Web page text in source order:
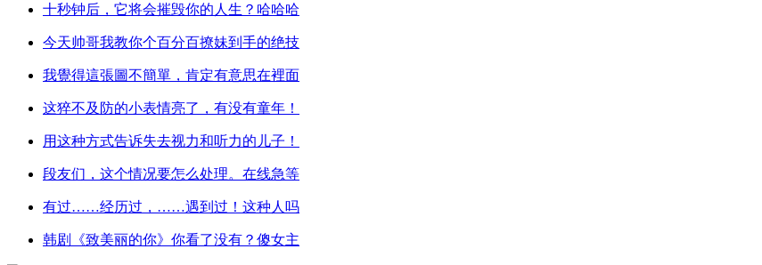
十秒钟后，它将会摧毁你的人生？哈哈哈
今天帅哥我教你个百分百撩妹到手的绝技
我覺得這張圖不簡單，肯定有意思在裡面
这猝不及防的小表情亮了，有没有童年！
用这种方式告诉失去视力和听力的儿子！
段友们，这个情况要怎么处理。在线急等
有过……经历过，……遇到过！这种人吗
韩剧《致美丽的你》你看了没有？傻女主